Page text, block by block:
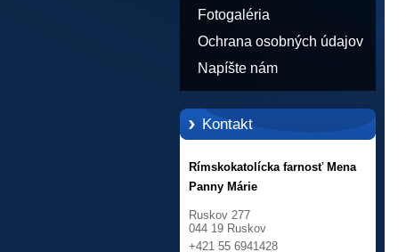
Fotogaléria
Ochrana osobných údajov
Napíšte nám
Kontakt
Rímskokatolícka farnosť Mena
Panny Márie
Ruskov 277
044 19 Ruskov
+421 55 6941428